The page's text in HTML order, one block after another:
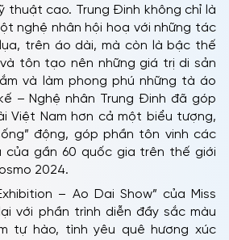
thuật cao. Trung Đinh không chỉ là
nghệ nhân hội hoạ với những tác
trên áo dài, mà còn là bậc thế
tôn tạo nên những giá trị di sản
và làm phong phú những tà áo
– Nghệ nhân Trung Đinh đã góp
Việt Nam hơn cả một biểu tượng,
động, góp phần tôn vinh các
của gần 60 quốc gia trên thế giới
2024.
– Ao Dai Show” của Miss
với phần trình diễn đầy sắc màu
tự hào, tình yêu quê hương xúc